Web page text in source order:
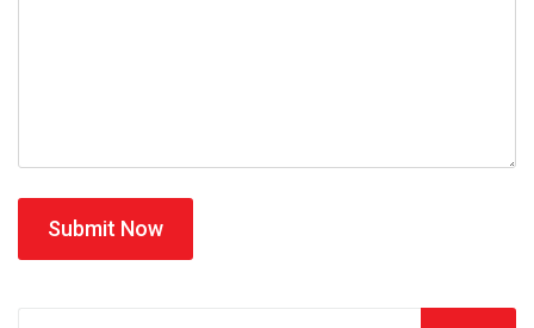
Submit Now